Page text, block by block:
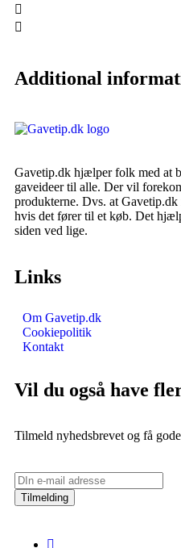
Additional
Gavetip.dk hjælper folk med at
gaveideer til alle. Der vil
produkterne. Dvs. at
hvis det fører til et køb. Det
siden ved lige.
Links
Om Gavetip.dk
Cookiepolitik
Kontakt
Vil du også have
Tilmeld nyhedsbrevet og få
Tilmelding